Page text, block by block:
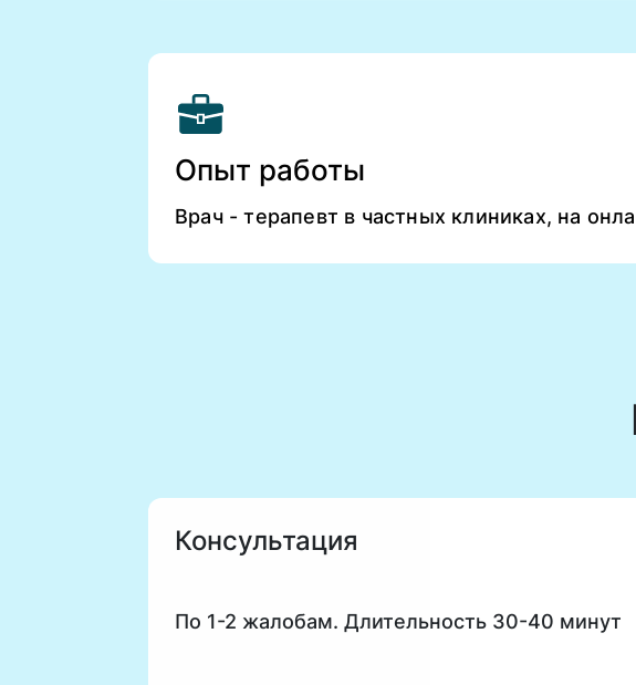
Опыт работы
Врач - терапевт в частных клиниках, на
Консультация
По 1-2 жалобам. Длительность 30-40 минут